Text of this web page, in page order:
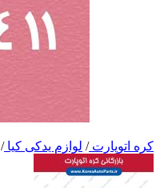
کره اتوپارت/ لوازم یدکی کیا/